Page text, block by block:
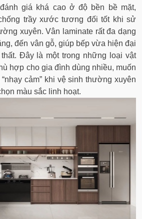
giá khá cao ở độ bền bề mặt,
trầy xước tương đối tốt khi sử
xuyên. Vân laminate rất đa dạng
đến vân gỗ, giúp bếp vừa hiện đại
Đây là một trong những loại vật
hợp cho gia đình dùng nhiều, muốn
cảm” khi vệ sinh thường xuyên
màu sắc linh hoạt.